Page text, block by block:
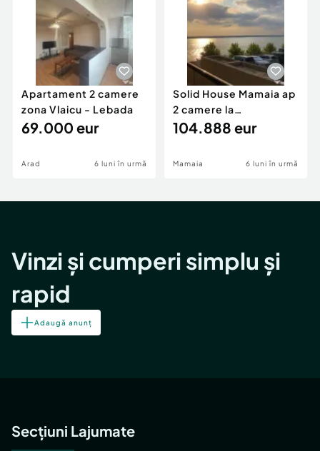
Apartament 2 camere
zona Vlaicu - Lebada
69.000 eur
Arad 6 luni în urmă
Solid House Mamaia ap
2 camere la
cheie,langa Mega
104.888 eur
Mamaia 6 luni în urmă
Vinzi și cumperi simplu și
rapid
Adaugă anunț
Secțiuni Lajumate